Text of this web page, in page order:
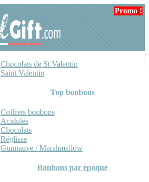
Chocolats de St Valentin
Saint Valentin
Top bonbons
Coffrets bonbons
Acidulés
Chocolats
Réglisse
Guimauve / Marshmallow
Bonbons par époque
Promo !
Promo !